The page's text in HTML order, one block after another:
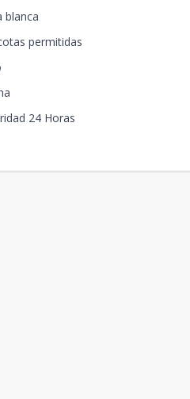
blanca
permitidas
24 Horas